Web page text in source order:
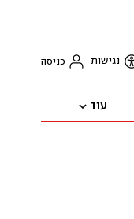
נגישות כניסה
עוד